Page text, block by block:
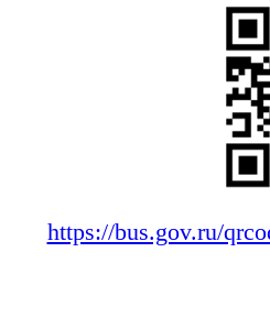
https://bus.gov.ru/